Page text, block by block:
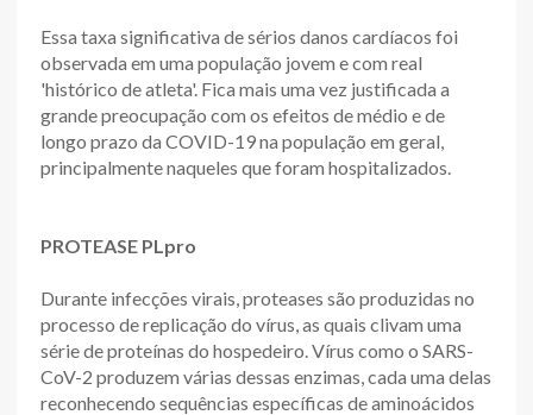
Essa taxa significativa de sérios danos cardíacos foi
observada em uma população jovem e com real
'histórico de atleta'. Fica mais uma vez justificada a
grande preocupação com os efeitos de médio e de
longo prazo da COVID-19 na população em geral,
principalmente naqueles que foram hospitalizados.
PROTEASE PLpro
Durante infecções virais, proteases são produzidas no
processo de replicação do vírus, as quais clivam uma
série de proteínas do hospedeiro. Vírus como o SARS-
CoV-2 produzem várias dessas enzimas, cada uma delas
reconhecendo sequências específicas de aminoácidos